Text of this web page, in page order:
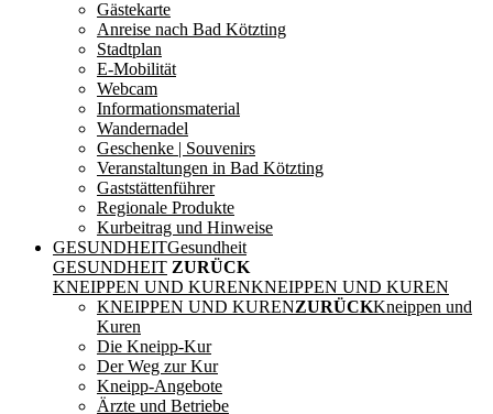
Gästekarte
Anreise nach Bad Kötzting
Stadtplan
E-Mobilität
Webcam
Informationsmaterial
Wandernadel
Geschenke | Souvenirs
Veranstaltungen in Bad Kötzting
Gaststättenführer
Regionale Produkte
Kurbeitrag und Hinweise
GESUNDHEITGesundheit
GESUNDHEIT ZURÜCK
KNEIPPEN UND KURENKNEIPPEN UND KUREN
KNEIPPEN UND KURENZURÜCKKneippen und
Kuren
Die Kneipp-Kur
Der Weg zur Kur
Kneipp-Angebote
Ärzte und Betriebe